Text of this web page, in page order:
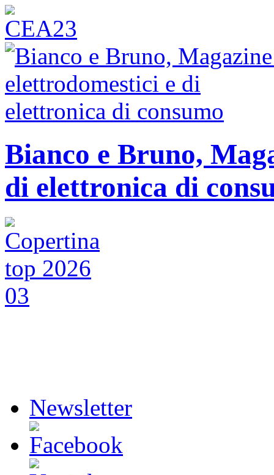
Bianco e Bruno,
di elettronica di
Newsletter